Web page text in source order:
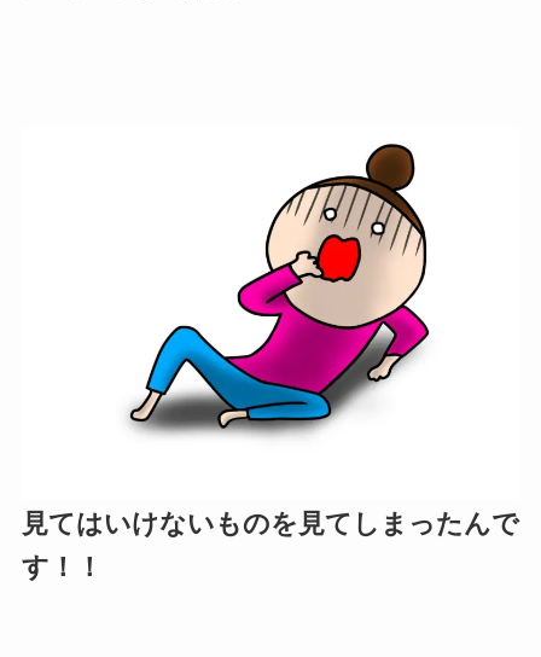
見てはいけないものを見てしまったんで
す！！